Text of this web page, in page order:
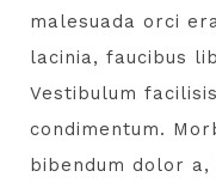
malesuada orci
lacinia, faucibus
Vestibulum
condimentum.
bibendum dolor